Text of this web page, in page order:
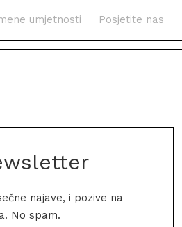
umjetnosti Posjetite nas
najave, i pozive na
No spam.